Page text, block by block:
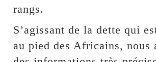
rangs.
S’agissant de la dette qui
au pied des Africains, nous